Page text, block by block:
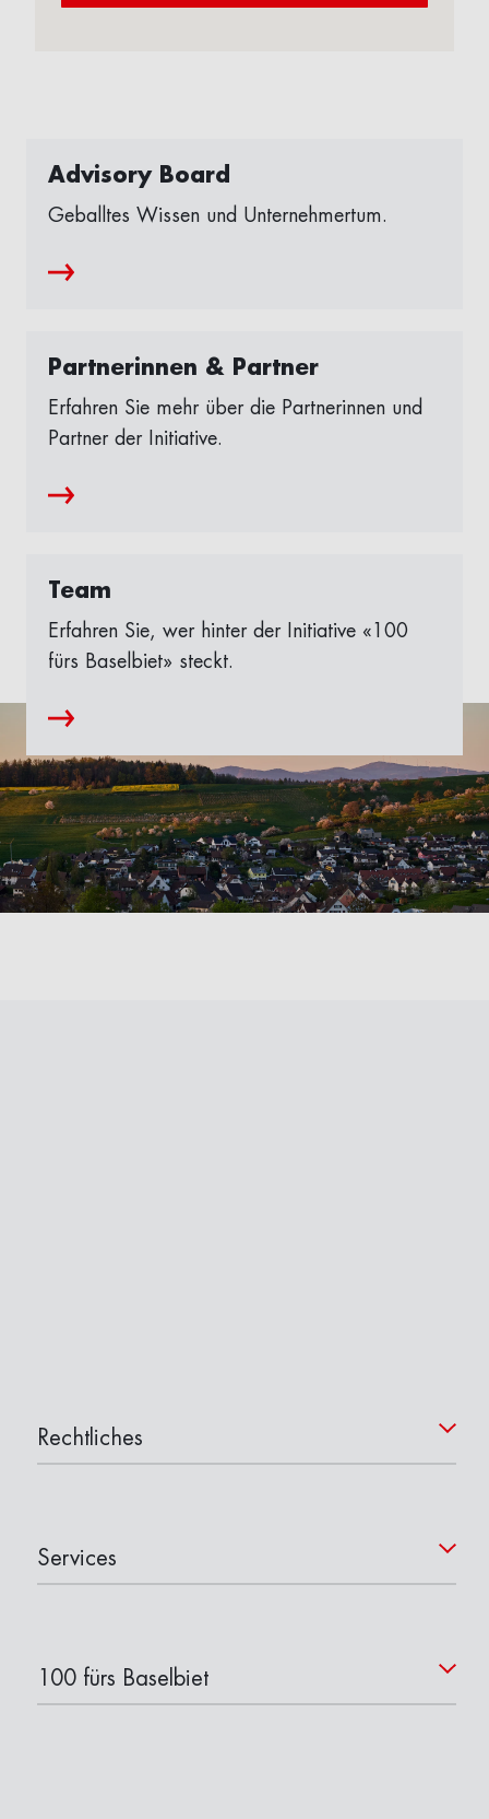
Advisory Board
Geballtes Wissen und Unternehmertum.
Partnerinnen & Partner
Erfahren Sie mehr über die Partnerinnen und
Partner der Initiative.
Team
Erfahren Sie, wer hinter der Initiative «100
fürs Baselbiet» steckt.
Rechtliches
Services
100 fürs Baselbiet